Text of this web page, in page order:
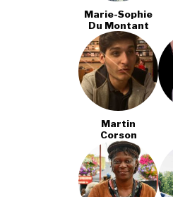
Marie-Sophie
Du Montant
Martin
Corson